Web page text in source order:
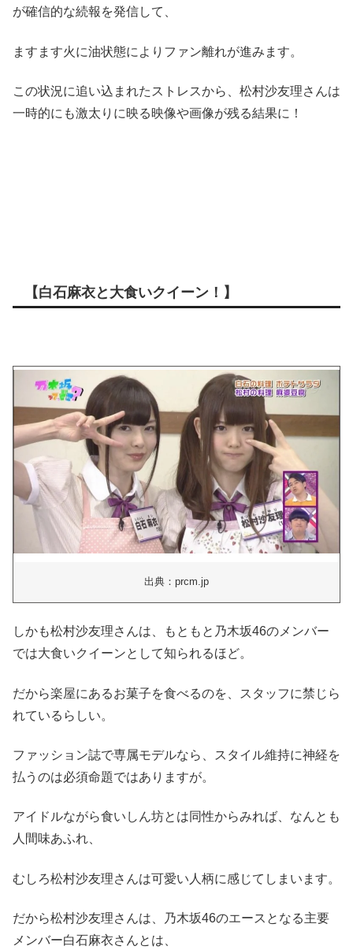
が確信的な続報を発信して、
ますます火に油状態によりファン離れが進みます。
この状況に追い込まれたストレスから、松村沙友理さんは
一時的にも激太りに映る映像や画像が残る結果に！
【白石麻衣と大食いクイーン！】
出典：prcm.jp
しかも松村沙友理さんは、もともと乃木坂46のメンバー
では大食いクイーンとして知られるほど。
だから楽屋にあるお菓子を食べるのを、スタッフに禁じら
れているらしい。
ファッション誌で専属モデルなら、スタイル維持に神経を
払うのは必須命題ではありますが。
アイドルながら食いしん坊とは同性からみれば、なんとも
人間味あふれ、
むしろ松村沙友理さんは可愛い人柄に感じてしまいます。
だから松村沙友理さんは、乃木坂46のエースとなる主要
メンバー白石麻衣さんとは、